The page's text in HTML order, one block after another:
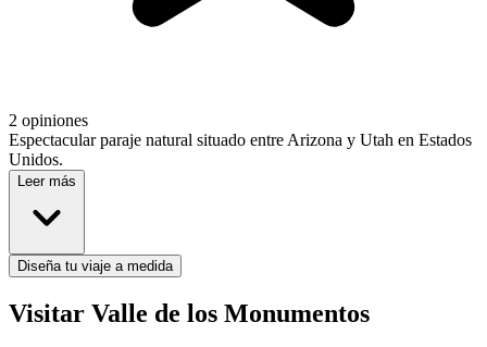
2 opiniones
Espectacular paraje natural situado entre Arizona y Utah en Estados
Unidos.
Leer más
Diseña tu viaje a medida
Visitar Valle de los Monumentos